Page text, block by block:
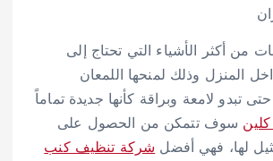
من أكثر الأشياء التي تحتاج إلى
المنزل وذلك لمنحها اللمعان
حتى تبدو لامعة وبراقة كأنها جديدة تماماً
سوف تتمكن من الحصول على
لها، فهي أفضل شركة تنظيف كنب